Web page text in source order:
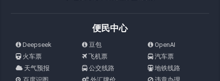
便民中心
Deepseek 豆包
OpenAI
火车票
飞机票
汽车票
天气预报
公交线路
地铁线路